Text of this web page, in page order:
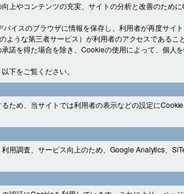
上やコンテンツの充実、サイトの分析と改善のため
イスのブラウザに情報を保存し、利用者が再度サイ
ような第三者サービス）が利用者のアクセスであるこ
諾を得た場合を除き、Cookieの使用によって、個人
下をご覧ください。
ため、当サイトでは利用者の表示などの設定に
用調査、サービス向上のため、Google Analytics、